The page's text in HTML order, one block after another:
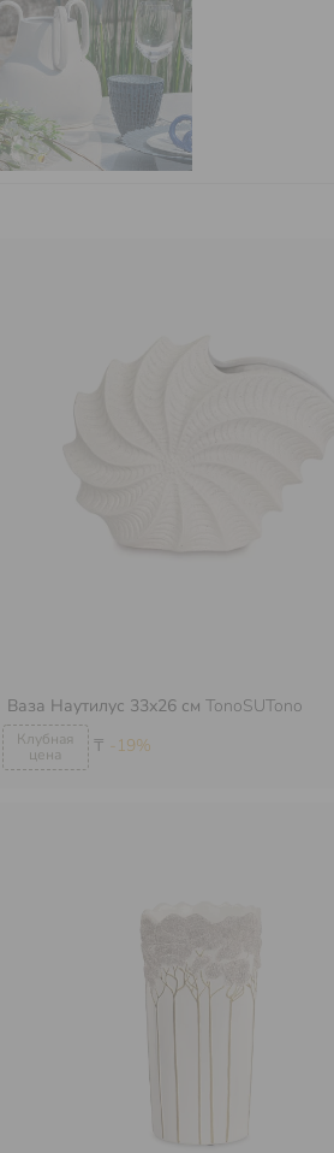
₸ -19%
Ваза Наутилус 33х26 см TonoSUTono